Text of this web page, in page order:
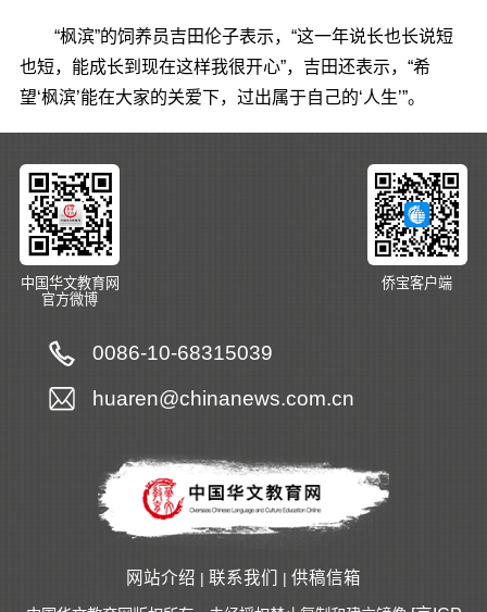
“枫滨”的饲养员吉田伦子表示，“这一年说长也长说短
也短，能成长到现在这样我很开心”，吉田还表示，“希
望‘枫滨’能在大家的关爱下，过出属于自己的‘人生’”。
中国华文教育网
官方微博
侨宝客户端
0086-10-68315039
huaren@chinanews.com.cn
网站介绍 | 联系我们 | 供稿信箱